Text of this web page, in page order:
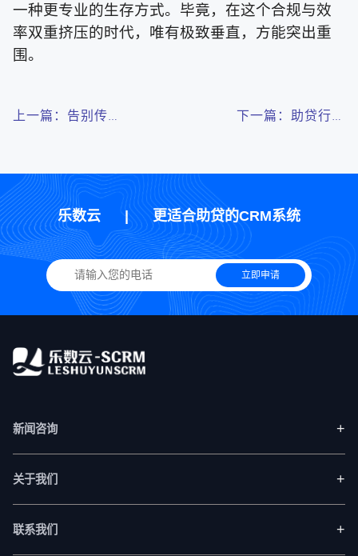
一种更专业的生存方式。毕竟，在这个合规与效
率双重挤压的时代，唯有极致垂直，方能突出重
围。
上一篇：告别传统
单，专业高效，客
户信任度倍增！
下一篇：助贷行业
何让线索源源不
乐数云 | 更适合助贷的CRM系统
立即申请
新闻咨询 +
关于我们 +
联系我们 +